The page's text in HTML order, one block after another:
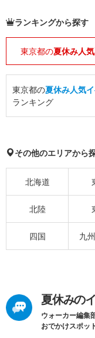
ランキングから探す
東京都の夏休み人
東京都の夏休み人気
ランキング
その他のエリアから
北海道
北陸
四国 九
夏休みの
ウォーカー編集
おでかけスポッ